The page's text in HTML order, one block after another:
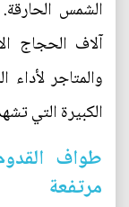
الشمس
آلاف الحجاج
والمتاجر
الكبيرة التي
طواف
مرتفعة